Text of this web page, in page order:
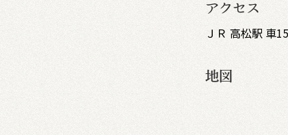
アクセス
ＪＲ 高松駅 車
地図